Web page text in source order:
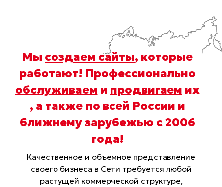
Мы создаем сайты, которые
работают! Профессионально
обслуживаем и продвигаем их
, а также по всей России и
ближнему зарубежью с 2006
года!
Качественное и объемное представление
своего бизнеса в Сети требуется любой
растущей коммерческой структуре,